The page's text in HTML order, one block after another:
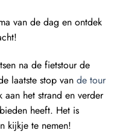
van de dag en ontdek
na de fietstour de
laatste stop van de tour
het strand en verder
heeft. Het is
kijkje te nemen!